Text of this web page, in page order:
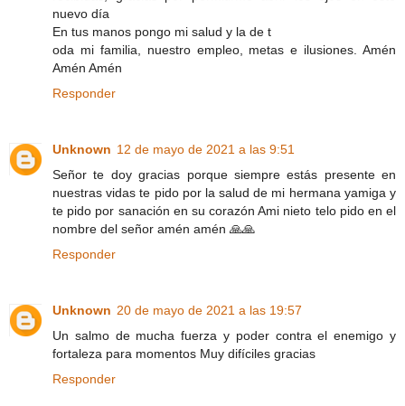
nuevo día
En tus manos pongo mi salud y la de t
oda mi familia, nuestro empleo, metas e ilusiones. Amén
Amén Amén
Responder
Unknown 12 de mayo de 2021 a las 9:51
Señor te doy gracias porque siempre estás presente en
nuestras vidas te pido por la salud de mi hermana yamiga y
te pido por sanación en su corazón Ami nieto telo pido en el
nombre del señor amén amén 🙏🙏
Responder
Unknown 20 de mayo de 2021 a las 19:57
Un salmo de mucha fuerza y poder contra el enemigo y
fortaleza para momentos Muy difíciles gracias
Responder